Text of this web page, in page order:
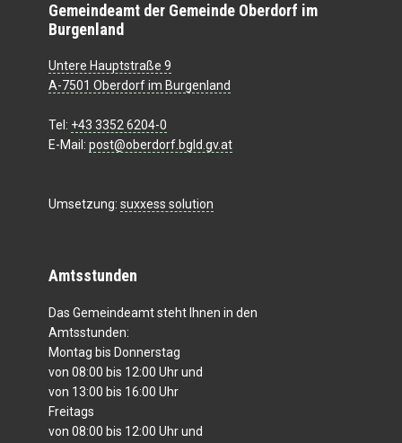
Gemeindeamt der Gemeinde Oberdorf im
Burgenland
Untere Hauptstraße 9
A-7501 Oberdorf im Burgenland
Tel: +43 3352 6204-0
E-Mail: post@oberdorf.bgld.gv.at
Umsetzung: suxxess solution
Amtsstunden
Das Gemeindeamt steht Ihnen in den
Amtsstunden:
Montag bis Donnerstag
von 08:00 bis 12:00 Uhr und
von 13:00 bis 16:00 Uhr
Freitags
von 08:00 bis 12:00 Uhr und